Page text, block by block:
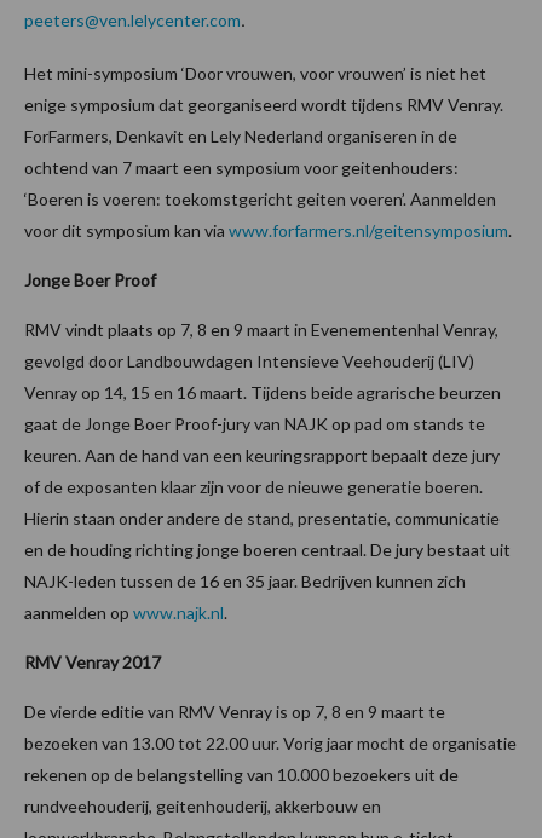
peeters@ven.lelycenter.com.
Het mini-symposium ‘Door vrouwen, voor vrouwen’ is niet het
enige symposium dat georganiseerd wordt tijdens RMV Venray.
ForFarmers, Denkavit en Lely Nederland organiseren in de
ochtend van 7 maart een symposium voor geitenhouders:
‘Boeren is voeren: toekomstgericht geiten voeren’. Aanmelden
voor dit symposium kan via www.forfarmers.nl/geitensymposium.
Jonge Boer Proof
RMV vindt plaats op 7, 8 en 9 maart in Evenementenhal Venray,
gevolgd door Landbouwdagen Intensieve Veehouderij (LIV)
Venray op 14, 15 en 16 maart. Tijdens beide agrarische beurzen
gaat de Jonge Boer Proof-jury van NAJK op pad om stands te
keuren. Aan de hand van een keuringsrapport bepaalt deze jury
of de exposanten klaar zijn voor de nieuwe generatie boeren.
Hierin staan onder andere de stand, presentatie, communicatie
en de houding richting jonge boeren centraal. De jury bestaat uit
NAJK-leden tussen de 16 en 35 jaar. Bedrijven kunnen zich
aanmelden op www.najk.nl.
RMV Venray 2017
De vierde editie van RMV Venray is op 7, 8 en 9 maart te
bezoeken van 13.00 tot 22.00 uur. Vorig jaar mocht de organisatie
rekenen op de belangstelling van 10.000 bezoekers uit de
rundveehouderij, geitenhouderij, akkerbouw en